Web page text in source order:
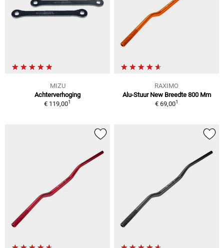
MIZU
Achterverhoging
€ 119,001
RAXIMO
Alu-Stuur New Breedte 800 Mm
€ 69,001